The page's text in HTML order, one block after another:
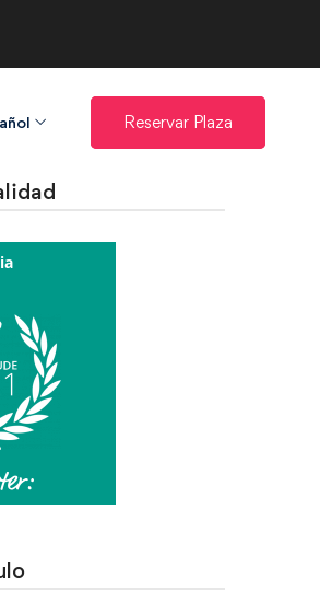
Reservar Plaza